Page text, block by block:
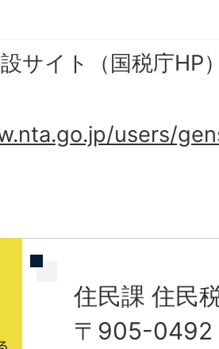
サイト（国税庁HP
users/
住民課 住民
〒905-0492